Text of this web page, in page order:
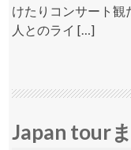
けたりコンサート観
人とのライ […]
Japan tour